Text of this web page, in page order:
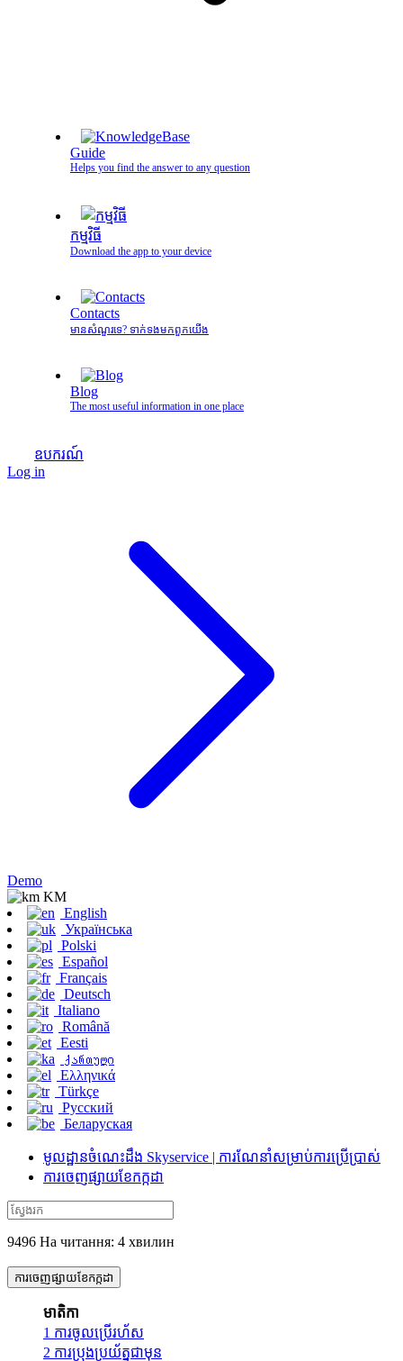
Guide
Helps you find the answer to any question
កម្មវិធី
Download the app to your device
Contacts
មានសំណួរទេ? ទាក់ទងមកពួកយើង
Blog
The most useful information in one place
ឧបករណ៍
Log in
Demo
KM
English
Українська
Polski
Español
Français
Deutsch
Italiano
Română
Eesti
ქართული
Ελληνικά
Türkçe
Русский
Беларуская
មូលដ្ឋានចំណេះដឹង Skyservice | ការណែនាំសម្រាប់ការប្រើប្រាស់
ការចេញផ្សាយខែកក្កដា
9496 На читання: 4 хвилин
ការចេញផ្សាយខែកក្កដា
មាតិកា
1 ការចូលប្រើរហ័ស
2 ការប្រុងប្រយ័ត្នជាមុន